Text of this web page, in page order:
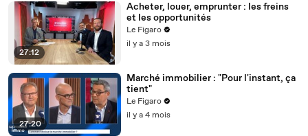
27:12
Acheter, louer, emprunter : les freins
et les opportunités
Le Figaro
il y a 3 mois
27:20
Marché immobilier : "Pour l'instant, ça
tient"
Le Figaro
il y a 4 mois